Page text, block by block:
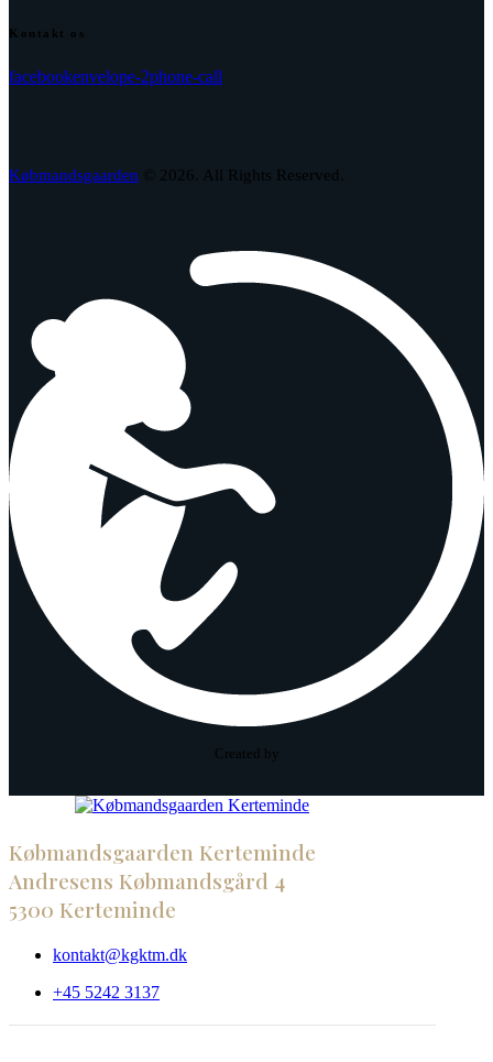
Kontakt os
facebookenvelope-2phone-call
Købmandsgaarden © 2026. All Rights Reserved.
Created by
Købmandsgaarden Kerteminde
Andresens Købmandsgård 4
5300 Kerteminde
kontakt@kgktm.dk
+45 5242 3137